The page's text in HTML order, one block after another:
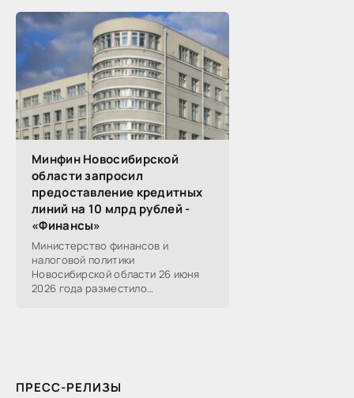
реального, технологического,
финансового и других
Минфин Новосибирской
области запросил
предоставление кредитных
линий на 10 млрд рублей -
«Финансы»
Министерство финансов и
налоговой политики
Новосибирской области 26 июня
2026 года разместило
ПРЕСС-РЕЛИЗЫ